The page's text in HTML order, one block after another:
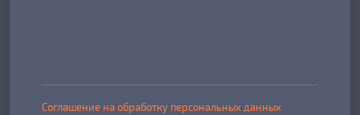
Соглашение на обработку персональных данных